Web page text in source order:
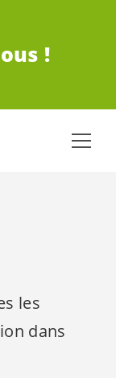
!
les
dans